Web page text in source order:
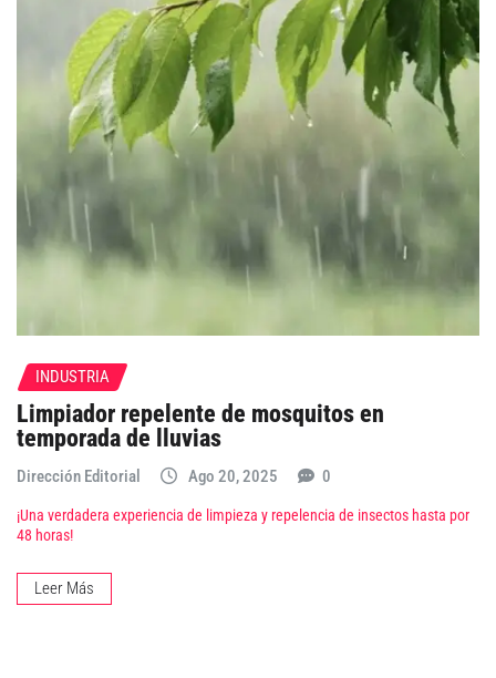
INDUSTRIA
Limpiador repelente de mosquitos en
temporada de lluvias
Dirección Editorial Ago 20, 2025 0
¡Una verdadera experiencia de limpieza y repelencia de insectos hasta por
48 horas!
Leer Más